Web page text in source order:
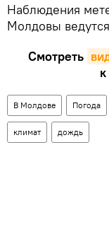
Наблюдения
Молдовы
Смотреть
к
В Молдове Погода
климат дождь